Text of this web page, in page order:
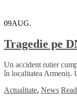
09AUG.
Tragedie pe
Un accident rutier
în localitatea Armeniș.
Actualitate, News